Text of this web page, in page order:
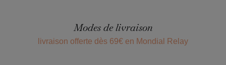
Modes de livraison
livraison offerte dès 69€ en Mondial Relay